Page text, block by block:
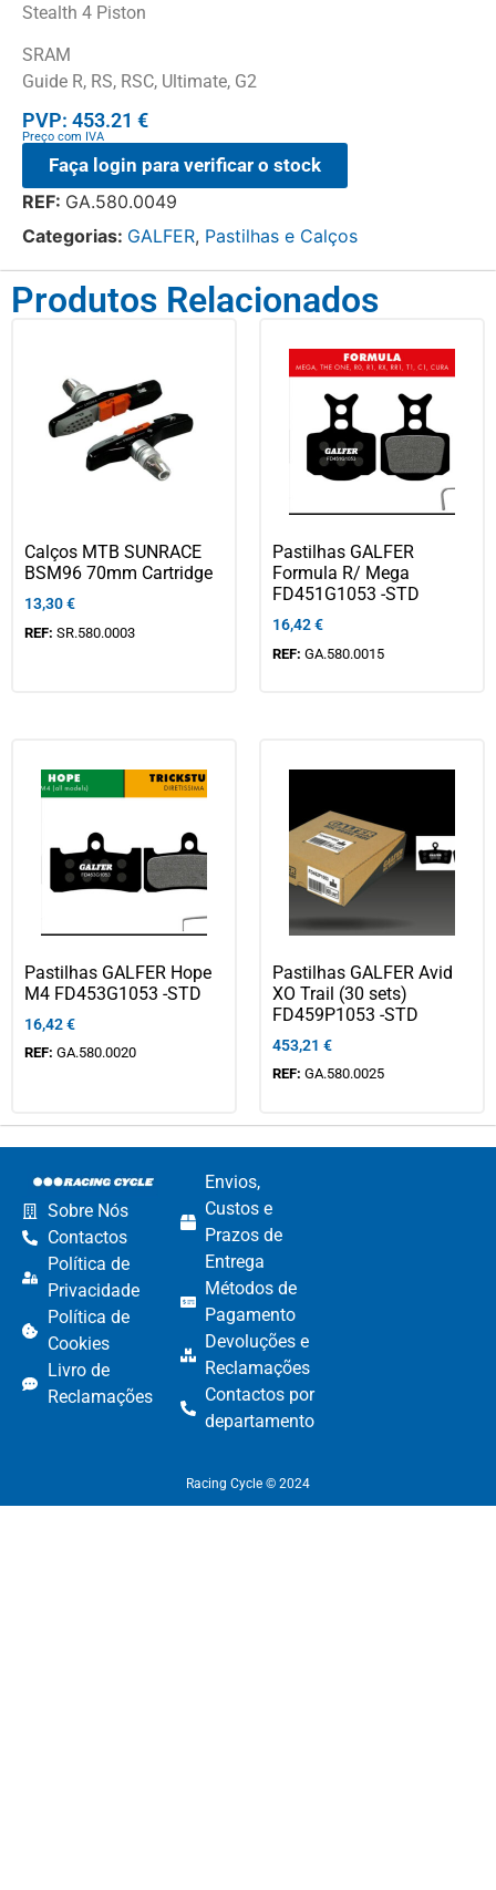
Stealth 4 Piston
SRAM
Guide R, RS, RSC, Ultimate, G2
PVP: 453.21 €
Preço com IVA
Faça login para verificar o stock
REF: GA.580.0049
Categorias: GALFER, Pastilhas e Calços
Produtos Relacionados
Calços MTB SUNRACE
BSM96 70mm Cartridge
13,30€
REF: SR.580.0003
Pastilhas GALFER
Formula R/ Mega
FD451G1053 -STD
16,42€
REF: GA.580.0015
Pastilhas GALFER Hope
M4 FD453G1053 -STD
16,42€
REF: GA.580.0020
Pastilhas GALFER Avid
XO Trail (30 sets)
FD459P1053 -STD
453,21 €
REF: GA.580.0025
Sobre Nós
Contactos
Política de
Privacidade
Política de
Cookies
Livro de
Reclamações
Envios,
Custos e
Prazos de
Entrega
Métodos de
Pagamento​
Devoluções e
Reclamações​
Contactos por
departamento​
Racing Cycle © 2024